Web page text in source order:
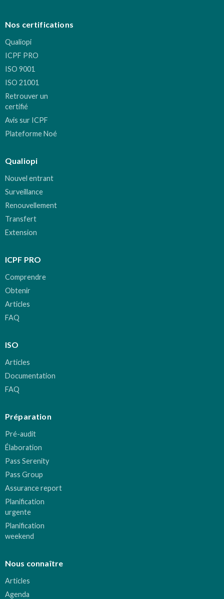
Nos certifications
Qualiopi
ICPF PRO
ISO 9001
ISO 21001
Retrouver un
certifié
Avis sur ICPF
Plateforme Noé
Qualiopi
Nouvel entrant
Surveillance
Renouvellement
Transfert
Extension
ICPF PRO
Comprendre
Obtenir
Articles
FAQ
ISO
Articles
Documentation
FAQ
Préparation
Pré-audit
Élaboration
Pass Serenity
Pass Group
Assurance report
Planification
urgente
Planification
weekend
Nous connaître
Articles
Agenda